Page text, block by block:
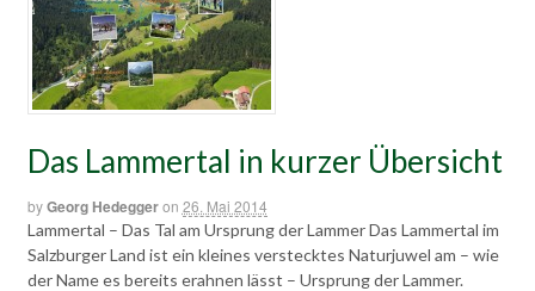
Das Lammertal in kurzer Übersicht
byGeorg Hedeggeron 26. Mai 2014
Lammertal – Das Tal am Ursprung der Lammer Das Lammertal im
Salzburger Land ist ein kleines verstecktes Naturjuwel am – wie
der Name es bereits erahnen lässt – Ursprung der Lammer.